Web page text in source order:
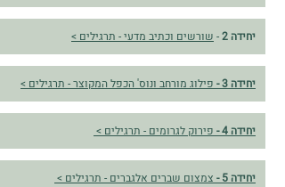
יחידה 2 - שורשים וכתיב מדעי - תרגילים >
יחידה 3 - פילוג מורחב ונוס' הכפל המקוצר - תרגילים >
יחידה 4 - פירוק לגרומים - תרגילים >
יחידה 5 - צמצום שברים אלגברים - תרגילים >